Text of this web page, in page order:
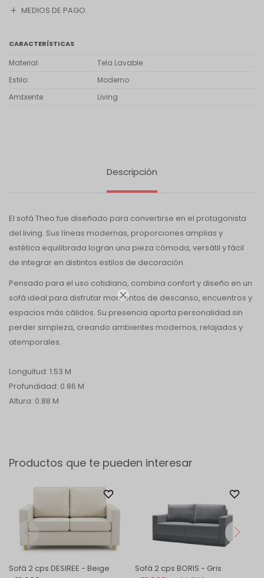

MEDIOS DE PAGO
CARACTERÍSTICAS
Material
Tela Lavable
Estilo
Moderno
Ambiente
Living
Descripción
El sofá Theo fue diseñado para convertirse en el protagonista
del living. Sus líneas modernas, proporciones amplias y
estética equilibrada logran una pieza cómoda, versátil y fácil
de integrar en distintos estilos de decoración.
Pensado para el uso cotidiano, combina confort y diseño en un
sofá ideal para disfrutar momentos de descanso, encuentros y
espacios más cálidos. Su presencia aporta personalidad sin
perder simpleza, creando ambientes modernos, relajados y
atemporales.
Longuitud: 1.53 M
Profundidad: 0.86 M
Altura: 0.88 M
Productos que te pueden interesar
Sofá 2 cps DESIREE - Beige Sofá 2 cps BORIS - Gris